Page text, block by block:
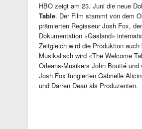
HBO zeigt am 23. Juni die neue
Table. Der Film stammt von dem
prämierten Regisseur Josh Fox,
Dokumentation «Gasland»
Zeitgleich wird die Produktion
Musikalisch wird «The Welcome
Orleans-Musikers John Boutté
Josh Fox fungierten Gabrielle
und Darren Dean als Produzenten.